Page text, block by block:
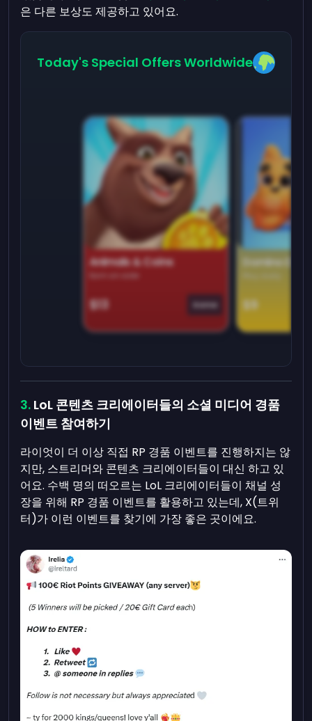
은 다른 보상도 제공하고 있어요.
Today's Special Offers Worldwide
Animals & Coins
Earn on side
$13 Game
Domino
$9
LoL 콘텐츠 크리에이터들의 소셜 미디어 경품
이벤트 참여하기
라이엇이 더 이상 직접 RP 경품 이벤트를 진행하지는 않
지만, 스트리머와 콘텐츠 크리에이터들이 대신 하고 있
어요. 수백 명의 떠오르는 LoL 크리에이터들이 채널 성
장을 위해 RP 경품 이벤트를 활용하고 있는데, X(트위
터)가 이런 이벤트를 찾기에 가장 좋은 곳이에요.